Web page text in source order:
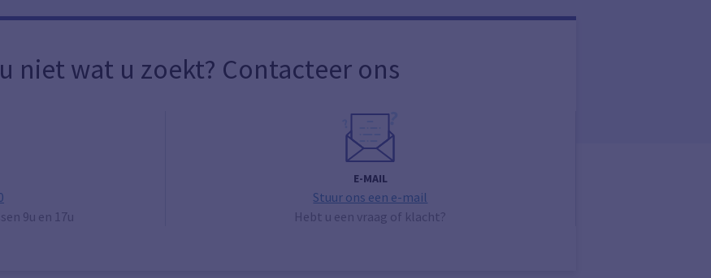
niet wat u zoekt? Contacteer ons
9u en 17u
E-MAIL
Stuur ons een e-mail
Hebt u een vraag of klacht?